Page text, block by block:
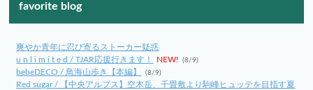
favorite blog
爽やか青年に忍び寄るストーカー疑惑
u n l i m i t e d / TJAR応援行きます！
NEW! (8/9)
bebeDECO / 鳥海山歩き【本編】 (8/9)
Red sugar / 【中央アルプス】空木岳、千畳敷より駒峰ヒュッテを目指す夏